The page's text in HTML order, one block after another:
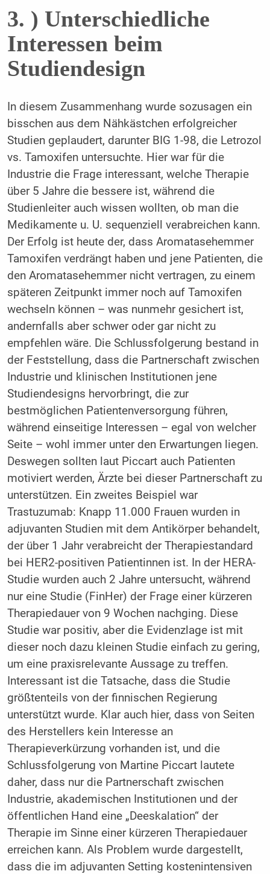
3. ) Unterschiedliche
Interessen beim
Studiendesign
In diesem Zusammenhang wurde sozusagen ein
bisschen aus dem Nähkästchen erfolgreicher
Studien geplaudert, darunter BIG 1-98, die Letrozol
vs. Tamoxifen untersuchte. Hier war für die
Industrie die Frage interessant, welche Therapie
über 5 Jahre die bessere ist, während die
Studienleiter auch wissen wollten, ob man die
Medikamente u. U. sequenziell verabreichen kann.
Der Erfolg ist heute der, dass Aromatasehemmer
Tamoxifen verdrängt haben und jene Patienten, die
den Aromatasehemmer nicht vertragen, zu einem
späteren Zeitpunkt immer noch auf Tamoxifen
wechseln können – was nunmehr gesichert ist,
andernfalls aber schwer oder gar nicht zu
empfehlen wäre. Die Schlussfolgerung bestand in
der Feststellung, dass die Partnerschaft zwischen
Industrie und klinischen Institutionen jene
Studiendesigns hervorbringt, die zur
bestmöglichen Patientenversorgung führen,
während einseitige Interessen – egal von welcher
Seite – wohl immer unter den Erwartungen liegen.
Deswegen sollten laut Piccart auch Patienten
motiviert werden, Ärzte bei dieser Partnerschaft zu
unterstützen. Ein zweites Beispiel war
Trastuzumab: Knapp 11.000 Frauen wurden in
adjuvanten Studien mit dem Antikörper behandelt,
der über 1 Jahr verabreicht der Therapiestandard
bei HER2-positiven Patientinnen ist. In der HERA-
Studie wurden auch 2 Jahre untersucht, während
nur eine Studie (FinHer) der Frage einer kürzeren
Therapiedauer von 9 Wochen nachging. Diese
Studie war positiv, aber die Evidenzlage ist mit
dieser noch dazu kleinen Studie einfach zu gering,
um eine praxisrelevante Aussage zu treffen.
Interessant ist die Tatsache, dass die Studie
größtenteils von der finnischen Regierung
unterstützt wurde. Klar auch hier, dass von Seiten
des Herstellers kein Interesse an
Therapieverkürzung vorhanden ist, und die
Schlussfolgerung von Martine Piccart lautete
daher, dass nur die Partnerschaft zwischen
Industrie, akademischen Institutionen und der
öffentlichen Hand eine „Deeskalation“ der
Therapie im Sinne einer kürzeren Therapiedauer
erreichen kann. Als Problem wurde dargestellt,
dass die im adjuvanten Setting kostenintensiven